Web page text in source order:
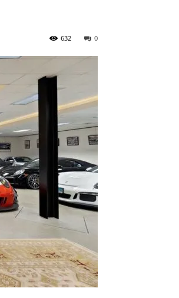
0
632